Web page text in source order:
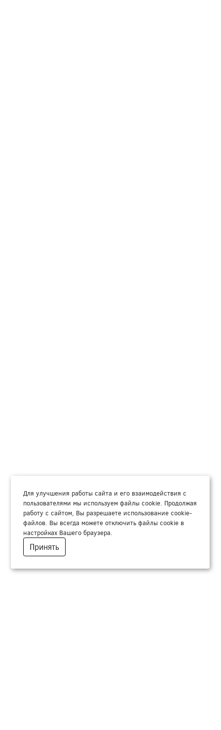
Для улучшения работы сайта и его взаимодействия с
пользователями мы используем файлы cookie. Продолжая
работу с сайтом, Вы разрешаете использование cookie-
файлов. Вы всегда можете отключить файлы cookie в
настройках Вашего браузера.
Принять